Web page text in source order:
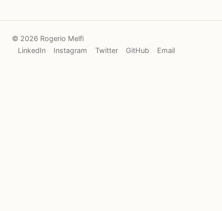
© 2026 Rogerio Melfi
LinkedIn
Instagram Twitter GitHub Email